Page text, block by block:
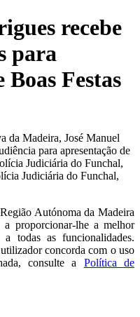
recebe
para
Festas
da Madeira, José Manuel
para apresentação de
Judiciária do Funchal,
Judiciária do Funchal,
Autónoma da Madeira
proporcionar-lhe a melhor
todas as funcionalidades.
concorda com o uso
consulte a
Política de